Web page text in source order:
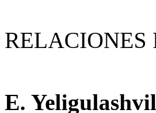
RELACIONES
E.